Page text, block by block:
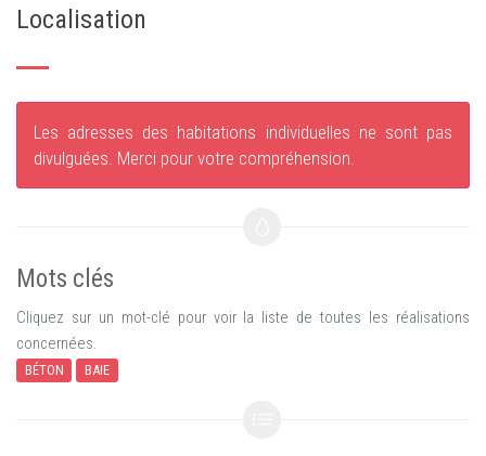
Localisation
Les adresses des habitations individuelles ne sont pas
divulguées. Merci pour votre compréhension.
Mots clés
Cliquez sur un mot-clé pour voir la liste de toutes les réalisations
concernées.
BÉTON BAIE